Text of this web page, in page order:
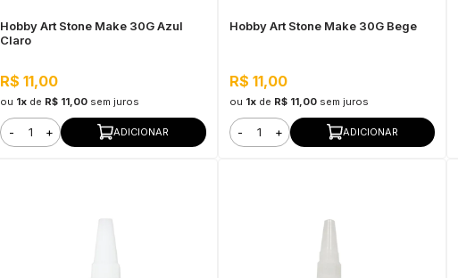
Hobby Art Stone Make 30G Azul
Claro
R$ 11,00
ou 1x de R$ 11,00 sem juros
- + ADICIONAR
Hobby Art Stone Make 30G Bege
R$ 11,00
ou 1xde R$ 11,00 sem juros
- + ADICIONAR